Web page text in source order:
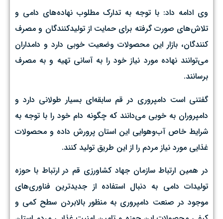
وی ادامه داد: با توجه به تدارک مطلوب نهاده‌های دامی و
تلاش‌های صورت گرفته برای حمایت از تولیدکنندگان و مصرف
کنندگان، بازار این محصولات وضعیت خوبی دارد و دامداران
می‌توانند نهاده‌ مورد نیاز خود را به آسانی تهیه و به مصرف
برسانند.
گفتنی است دامپروری در قم سابقه‌ای بسیار طولانی دارد و
دامپروران به خوبی می‌دانند که چگونه دام خود را با توجه به
شرایط خاص آب‌وهوایی این استان پرورش داده و محصولات
غذایی مورد نیاز مردم را از این طریق تولید کنند.
در همین ارتباط سازمان جهاد کشاورزی قم در ارتباط با حوزه
تولیدات دامی به دنبال استفاده از جدیدترین فناوری‌های
موجود در صنعت دامپروری به منظور بالابردن سطح کمی و